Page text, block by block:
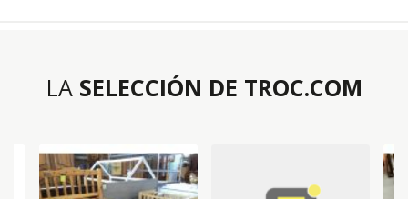
LA SELECCIÓN DE TROC.COM